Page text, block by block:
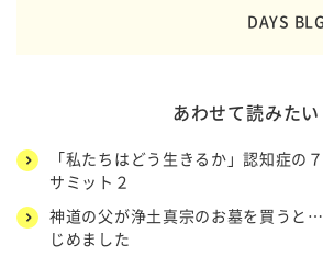
DAYS
あわせて読みたい
「私たちはどう生きるか」認知症
サミット２
神道の父が浄土真宗のお墓を買う
じめました